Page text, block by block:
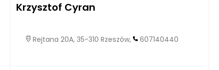
Krzysztof Cyran
Rejtana 20A, 35-310 Rzeszów, 607140440